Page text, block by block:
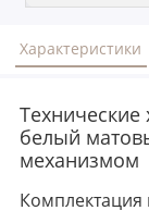
Характеристики
белый
механизмом